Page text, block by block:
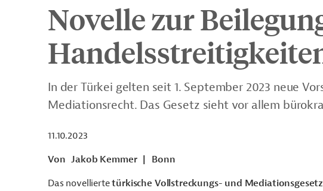
Novelle zur
In der Türkei gelten seit 1. September 2023 neue
Mediationsrecht. Das Gesetz sieht vor allem
11.10.2023
Von Jakob Kemmer
Bonn
Das novelliertetürkische Vollstreckungs- und Mediationsgesetz